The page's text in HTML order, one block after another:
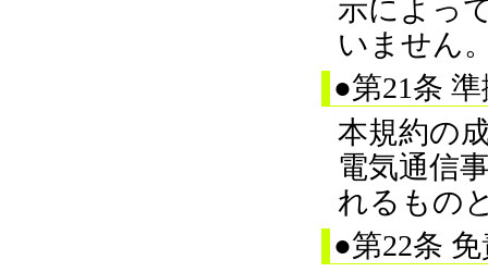
示によっ
いません
●第21条
本規約の
電気通信
れるもの
●第22条